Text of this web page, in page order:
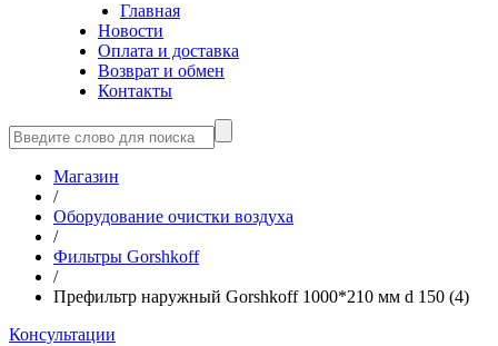
Главная
Новости
Оплата и доставка
Возврат и обмен
Контакты
Магазин
/
Оборудование очистки воздуха
/
Фильтры Gorshkoff
/
Префильтр наружный Gorshkoff 1000*210 мм d 150 (4)
Консультации